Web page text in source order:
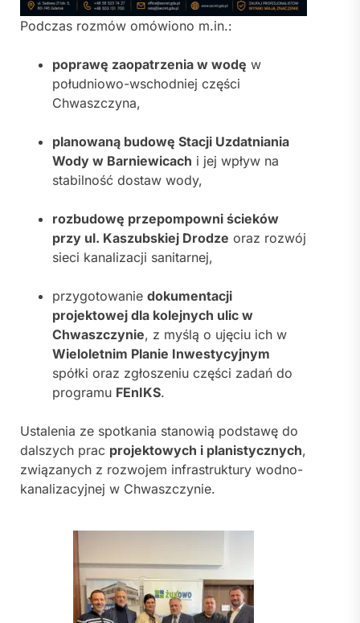
Podczas rozmów omówiono m.in.:
poprawę zaopatrzenia w wodę w
południowo-wschodniej części
Chwaszczyna,
planowaną budowę Stacji Uzdatniania
Wody w Barniewicach i jej wpływ na
stabilność dostaw wody,
rozbudowę przepompowni ścieków
przy ul. Kaszubskiej Drodze oraz rozwój
sieci kanalizacji sanitarnej,
przygotowanie dokumentacji
projektowej dla kolejnych ulic w
Chwaszczynie, z myślą o ujęciu ich w
Wieloletnim Planie Inwestycyjnym
spółki oraz zgłoszeniu części zadań do
programu FEnIKS.
Ustalenia ze spotkania stanowią podstawę do
dalszych prac projektowych i planistycznych,
związanych z rozwojem infrastruktury wodno-
kanalizacyjnej w Chwaszczynie.